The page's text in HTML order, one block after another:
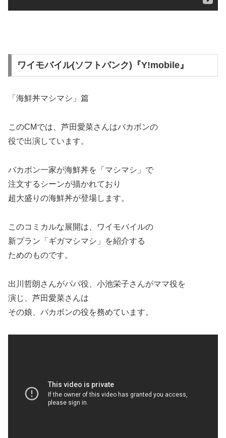
ワイモバイル(ソフトバンク)『Y!mobile』
「海鮮丼マシマシ」篇
このCMでは、芦田愛菜さんはバカボンの
役で出演しています。
バカボン一家が海鮮丼を「マシマシ」で
注文するシーンが描かれており
超大盛りの海鮮丼が登場します。
このコミカルな展開は、ワイモバイルの
新プラン「ギガマシマシ」を紹介する
ためのものです。
出川哲朗さんがパパ役、小池栄子さんがママ役を
演じ、芦田愛菜さんは
その娘、バカボンの役を務めています。